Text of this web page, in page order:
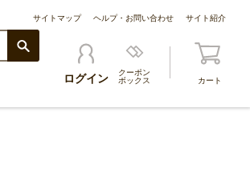
サイトマップ ヘルプ・お問い合わせ サイト紹介
ログイン
クーポン
ボックス
カート